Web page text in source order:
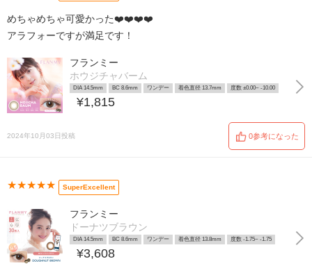
めちゃめちゃ可愛かった❤️❤️❤️❤️
アラフォーですが満足です！
フランミー
ホウジチャバーム
DIA 14.5mm BC 8.6mm ワンデー 着色直径 13.7mm 度数 ±0.00~ -10.00
¥1,815
2024年10月03日投稿 0参考になった
★★★★★ SuperExcellent
フランミー
ドーナツブラウン
DIA 14.5mm BC 8.6mm ワンデー 着色直径 13.8mm 度数 -1.75~ -1.75
¥3,608